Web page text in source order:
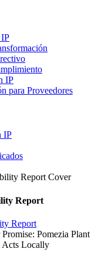
IP
para Proveedores
IP
Report
Report